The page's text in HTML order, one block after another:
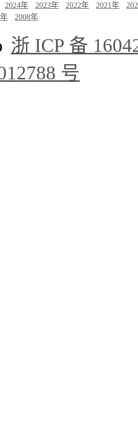
2024年 2023年 2022年 2021年
2008年
浙 ICP 备
号